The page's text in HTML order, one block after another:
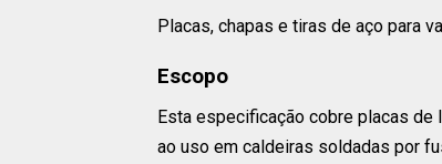
Placas, chapas e tiras de aço para
Escopo
Esta especificação cobre placas
ao uso em caldeiras soldadas por